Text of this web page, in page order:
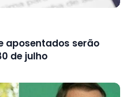
aposentados serão
de julho